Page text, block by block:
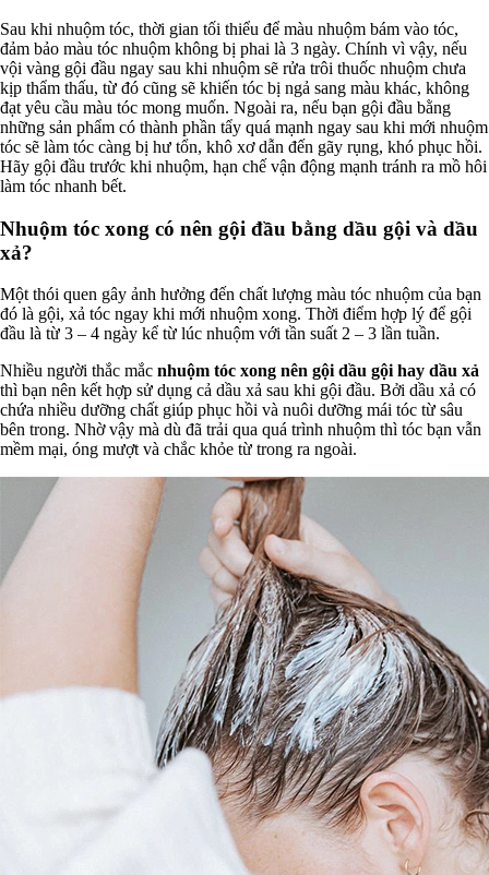
Sau khi nhuộm tóc, thời gian tối thiểu để màu nhuộm bám vào tóc,
đảm bảo màu tóc nhuộm không bị phai là 3 ngày. Chính vì vậy, nếu
vội vàng gội đầu ngay sau khi nhuộm sẽ rửa trôi thuốc nhuộm chưa
kịp thẩm thấu, từ đó cũng sẽ khiến tóc bị ngả sang màu khác, không
đạt yêu cầu màu tóc mong muốn. Ngoài ra, nếu bạn gội đầu bằng
những sản phẩm có thành phần tẩy quá mạnh ngay sau khi mới nhuộm
tóc sẽ làm tóc càng bị hư tổn, khô xơ dẫn đến gãy rụng, khó phục hồi.
Hãy gội đầu trước khi nhuộm, hạn chế vận động mạnh tránh ra mồ hôi
làm tóc nhanh bết.
Nhuộm tóc xong có nên gội đầu bằng dầu gội và dầu
xả?
Một thói quen gây ảnh hưởng đến chất lượng màu tóc nhuộm của bạn
đó là gội, xả tóc ngay khi mới nhuộm xong. Thời điểm hợp lý để gội
đầu là từ 3 – 4 ngày kể từ lúc nhuộm với tần suất 2 – 3 lần tuần.
Nhiều người thắc mắc nhuộm tóc xong nên gội dầu gội hay dầu xả
thì bạn nên kết hợp sử dụng cả dầu xả sau khi gội đầu. Bởi dầu xả có
chứa nhiều dưỡng chất giúp phục hồi và nuôi dưỡng mái tóc từ sâu
bên trong. Nhờ vậy mà dù đã trải qua quá trình nhuộm thì tóc bạn vẫn
mềm mại, óng mượt và chắc khỏe từ trong ra ngoài.